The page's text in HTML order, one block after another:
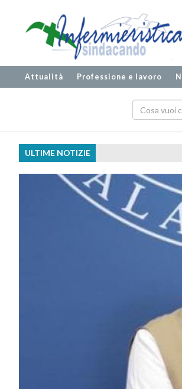
Attualità Professione e lavoro
ULTIME NOTIZIE